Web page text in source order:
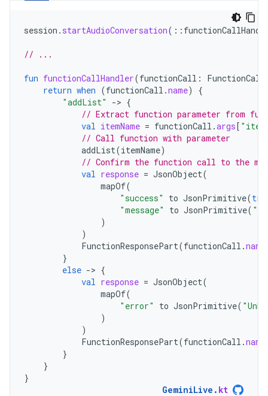
session . startAudioConversation( ::
// ...
fun functionCallHandler(functionCall :
return when (functionCall .name)
{
"addList"
-> {
// Extract function parameter from
val itemName = functionCall .args[
// Call function with parameter
addList(itemName)
// Confirm the function call to the
val response = JsonObject(
mapOf(
"success"
to JsonPrimitive(
"message"
to JsonPrimitive(
)
)
FunctionResponsePart(functionCall .name
}
else -> {
val response = JsonObject(
mapOf(
"error"
to JsonPrimitive(
)
)
FunctionResponsePart(functionCall .name
}
}
}
GeminiLive . kt